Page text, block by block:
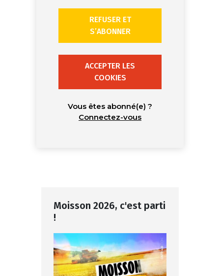
REFUSER ET
S’ABONNER
ACCEPTER LES
COOKIES
Vous êtes abonné(e) ?
Connectez-vous
Moisson 2026, c'est parti
!